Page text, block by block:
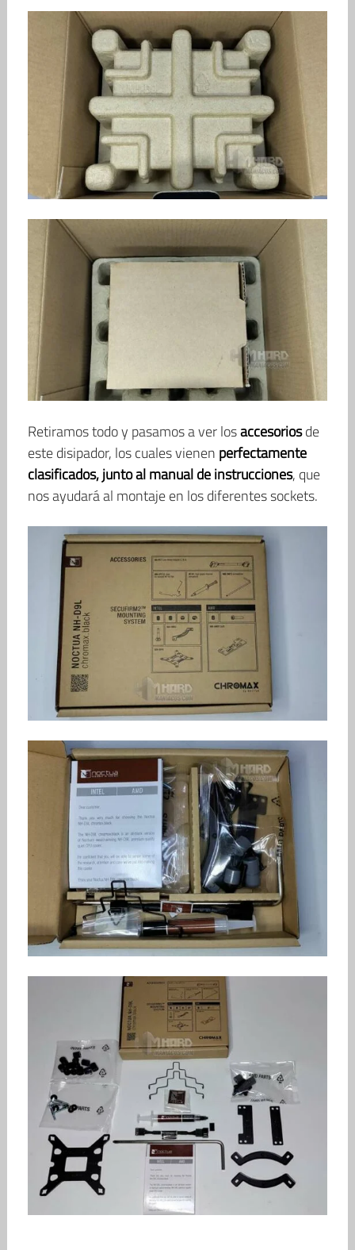
Retiramos todo y pasamos a ver losaccesoriosde
este disipador, los cuales vienen perfectamente
clasificados, junto al manual de instrucciones, que
nos ayudará al montaje en los diferentes sockets.